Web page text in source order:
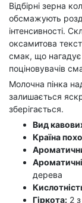
Відбірні зерна
обсмажують
інтенсивності.
оксамитова
смак, що
поціновувачів
Молочна пінка
залишається
зберігається.
Вид
Країна
дерева
Гіркота: 2